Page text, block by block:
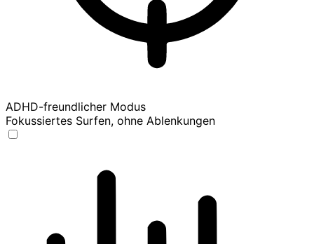
ADHD-freundlicher Modus
Fokussiertes Surfen, ohne Ablenkungen